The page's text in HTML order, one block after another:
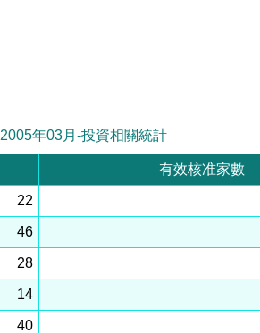
2005年03月-投資相關統計
有效核准家數
22
46
28
14
40